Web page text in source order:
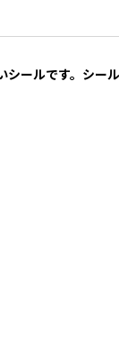
ールです。シー